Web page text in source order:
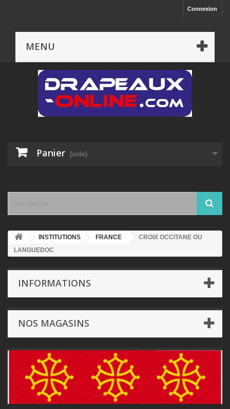
Connexion
MENU
Panier (vide)
INSTITUTIONS FRANCE
CROIX OCCITANE OU
LANGUEDOC
INFORMATIONS
NOS MAGASINS